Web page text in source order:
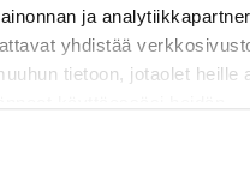
ja
yhdistää
tietoon, jotaolet heille
ja pakkausjäteasetuksen
– lainsäädäntö kiristyi |
uudistui | ISO 50001